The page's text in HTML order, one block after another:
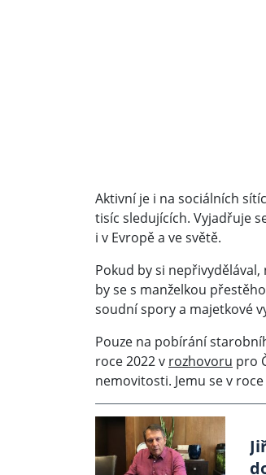
Aktivní je i na sociálních
tisíc sledujících. Vyjadřuje
i v Evropě a ve světě.
Pokud by si
by se s manželkou
soudní spory a majetkové
Pouze na pobírání
roce 2022 v rozhovoru pro
nemovitosti. Jemu se v